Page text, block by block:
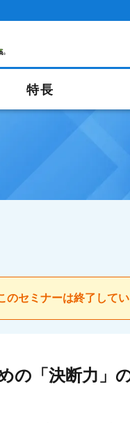
特長
のセミナーは終了して
「決断力」の